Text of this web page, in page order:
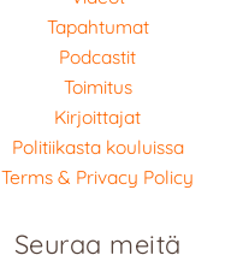
Tapahtumat
Podcastit
Toimitus
Kirjoittajat
Politiikasta kouluissa
Terms & Privacy Policy
Seuraa meitä